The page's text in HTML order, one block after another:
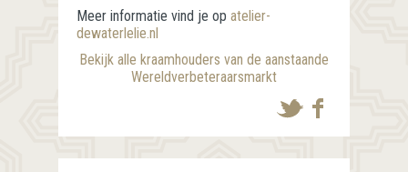
Meer informatie vind je op atelier-
dewaterlelie.nl
Bekijk alle kraamhouders van de aanstaande
Wereldverbeteraarsmarkt